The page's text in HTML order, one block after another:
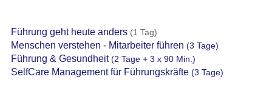
Führung geht heute anders(1 Tag)
Menschen verstehen - Mitarbeiter führen (3 Tage)
Führung & Gesundheit(2 Tage + 3 x 90 Min.)
SelfCare Management für Führungskräfte(3 Tage)